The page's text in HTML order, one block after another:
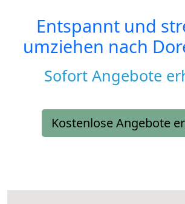
Entspannt und
umziehen nach
Sofort Angebote
Kostenlose Angebote